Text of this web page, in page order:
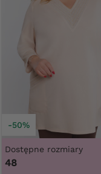
-50%
Dostępne rozmiary
48